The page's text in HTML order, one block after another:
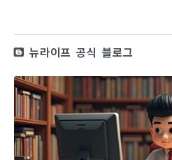
뉴라이프 공식 블로그